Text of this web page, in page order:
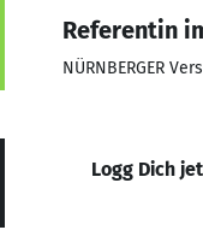
Referentin
NÜRNBERGER
Logg Dich